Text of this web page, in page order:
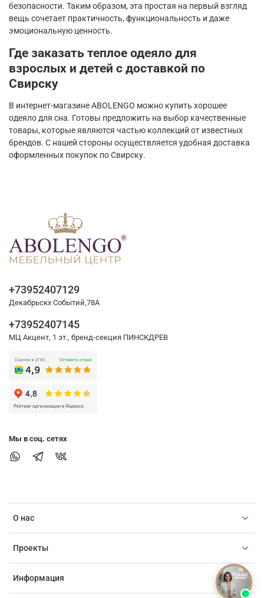
безопасности. Таким образом, эта простая на первый взгляд
вещь сочетает практичность, функциональность и даже
эмоциональную ценность.
Где заказать теплое одеяло для
взрослых и детей с доставкой по
Свирску
В интернет-магазине ABOLENGO можно купить хорошее
одеяло для сна. Готовы предложить на выбор качественные
товары, которые являются частью коллекций от известных
брендов. С нашей стороны осуществляется удобная доставка
оформленных покупок по Свирску.
О нас
Проекты
Информация
+73952407129
Декабрьскх Событий,78А
+73952407145
МЦ Акцент, 1 эт., бренд-секция ПИНСКДРЕВ
Мы в соц. сетях